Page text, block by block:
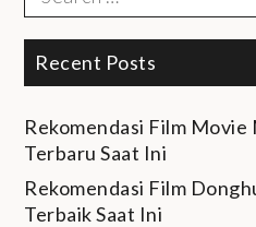
for:
Recent Posts
Rekomendasi Film
Terbaru Saat Ini
Rekomendasi Film
Terbaik Saat Ini